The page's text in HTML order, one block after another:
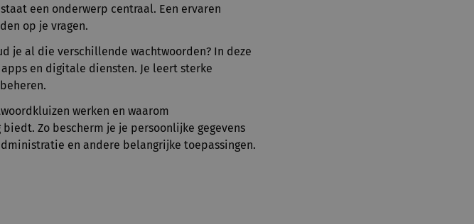
een onderwerp centraal. Een ervaren
op je vragen.
je al die verschillende wachtwoorden? In deze
en digitale diensten. Je leert sterke
werken en waarom
Zo bescherm je je persoonlijke gegevens
en andere belangrijke toepassingen.